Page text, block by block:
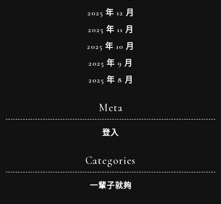
2025 年 12 月
2025 年 11 月
2025 年 10 月
2025 年 9 月
2025 年 8 月
Meta
登入
Categories
一輩子就夠